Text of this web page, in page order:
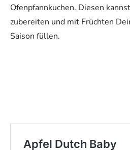
Ofenpfannkuchen. Diesen
zubereiten und mit Früchten
Saison füllen.